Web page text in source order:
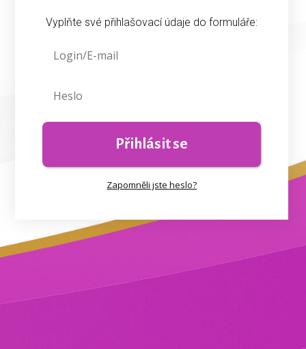
Vyplňte své přihlašovací údaje do formuláře:
Přihlásit se
Zapomněli jste heslo?